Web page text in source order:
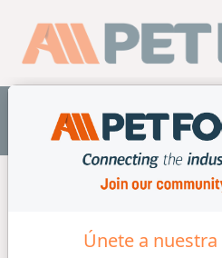
Únete a nuestra
Eventos